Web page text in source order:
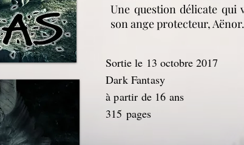
Une question délicate qui
son ange protecteur, Aënor.
Sortie le 13 octobre 2017
Dark Fantasy
à partir de 16 ans
315 pages